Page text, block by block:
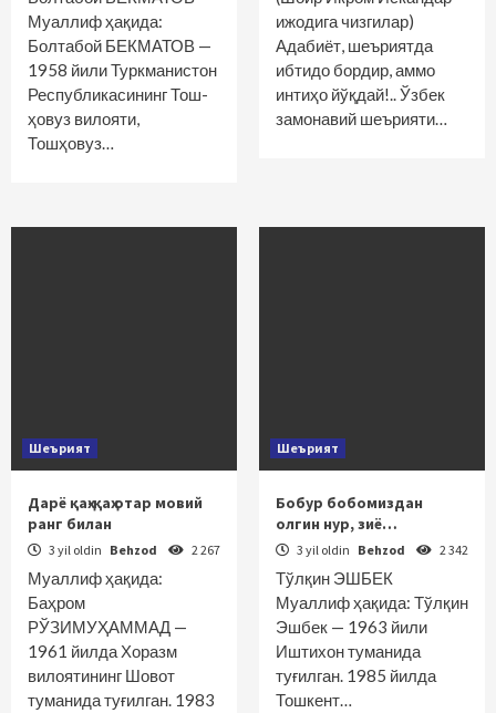
Муаллиф ҳақида:
Болтабой БЕКМАТОВ —
1958 йили Туркманистон
Республикасининг Тош­
ҳовуз вилояти,
Тошҳовуз…
ижодига чизгилар)
Адабиёт, шеъриятда
ибтидо бордир, аммо
интиҳо йўқдай!.. Ўзбек
замонавий шеърияти…
Шеърият
Дарё қаҳ-қаҳ отар мовий
ранг билан
3 yil oldin Behzod 2 267
Муаллиф ҳақида:
Баҳром
РЎЗИМУҲАММАД —
1961 йилда Хоразм
вилоятининг Шовот
туманида туғилган. 1983
Шеърият
Бобур бобомиздан
олгин нур, зиё…
3 yil oldin Behzod 2 342
Тўлқин ЭШБЕК
Муаллиф ҳақида: Тўлқин
Эшбек — 1963 йили
Иштихон туманида
туғилган. 1985 йилда
Тошкент…